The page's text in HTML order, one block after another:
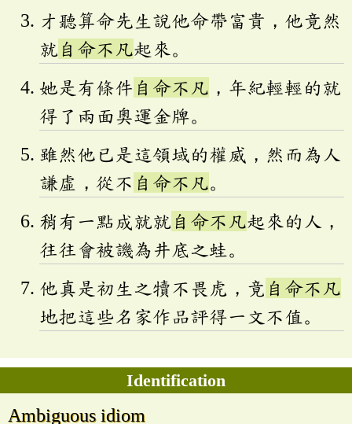
才聽算命先生說他命帶富貴，他竟然
就 自命不凡起來。
她是有條件 自命不凡 ，年紀輕輕的就
得了兩面奧運金牌。
雖然他已是這領域的權威，然而為人
謙虛，從不 自命不凡。
稍有一點成就就 自命不凡起來的人，
往往會被譏為井底之蛙。
他真是初生之犢不畏虎，竟 自命不凡
地把這些名家作品評得一文不值。
Identification
Ambiguous idiom